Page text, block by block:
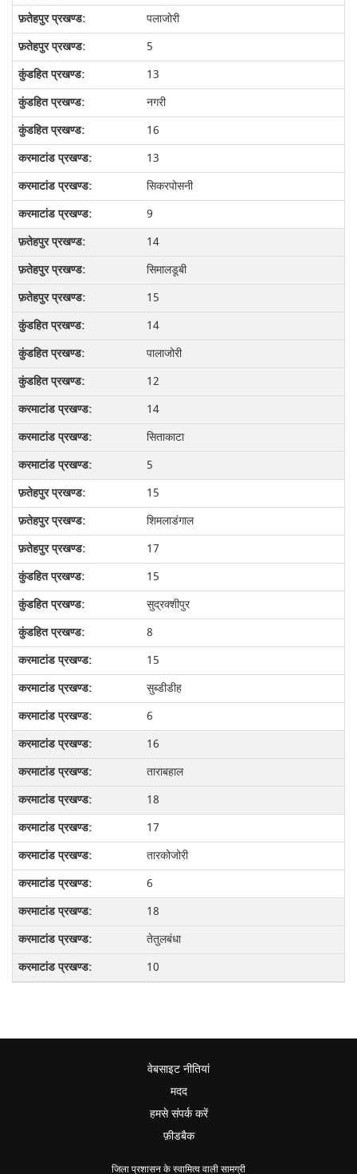
पलाजोरी
5
13
नगरी
16
13
सिकरपोसनी
9
14
सिमालडूबी
15
14
पालाजोरी
12
14
सिताकाटा
5
15
शिमलाडंगाल
17
15
सुद्रक्शीपुर
8
15
सुब्डीडीह
6
16
ताराबहाल
18
17
तारकोजोरी
6
18
तेतुलबंधा
10
वेबसाइट नीतियां
मदद
हमसे संपर्क करें
फ़ीडबैक
जिला प्रशासन के स्वामित्व वाली सामग्री